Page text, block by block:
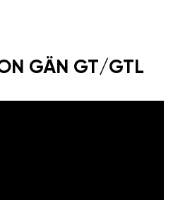
GÄN GT/GTL